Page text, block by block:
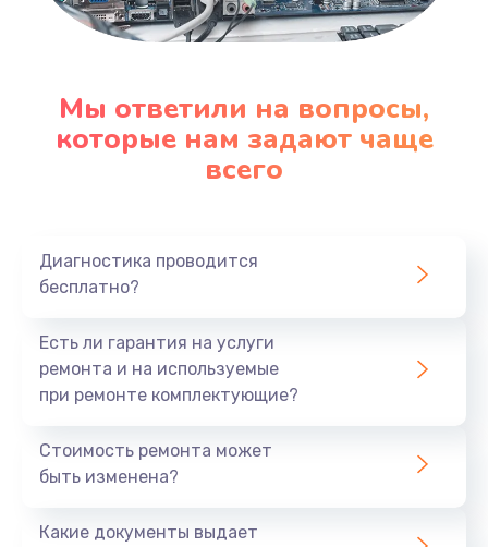
Мы ответили на вопросы,
которые нам задают чаще
всего
Диагностика проводится
бесплатно?
Есть ли гарантия на услуги
ремонта и на используемые
при ремонте комплектующие?
Стоимость ремонта может
быть изменена?
Какие документы выдает